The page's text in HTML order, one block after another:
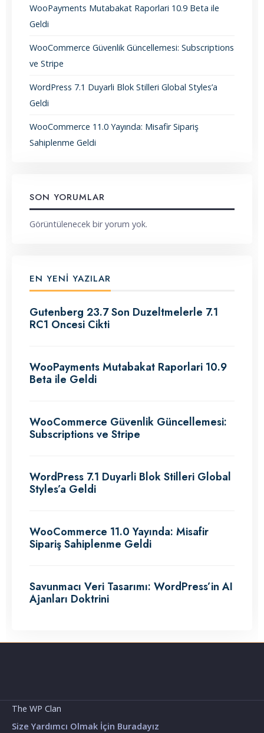
WooPayments Mutabakat Raporlari 10.9 Beta ile
Geldi
WooCommerce Güvenlik Güncellemesi: Subscriptions
ve Stripe
WordPress 7.1 Duyarli Blok Stilleri Global Styles’a
Geldi
WooCommerce 11.0 Yayında: Misafir Sipariş
Sahiplenme Geldi
SON YORUMLAR
Görüntülenecek bir yorum yok.
EN YENI YAZILAR
Gutenberg 23.7 Son Duzeltmelerle 7.1
RC1 Oncesi Cikti
WooPayments Mutabakat Raporlari 10.9
Beta ile Geldi
WooCommerce Güvenlik Güncellemesi:
Subscriptions ve Stripe
WordPress 7.1 Duyarli Blok Stilleri Global
Styles’a Geldi
WooCommerce 11.0 Yayında: Misafir
Sipariş Sahiplenme Geldi
Savunmacı Veri Tasarımı: WordPress’in AI
Ajanları Doktrini
The WP Clan
Size Yardımcı Olmak İçin Buradayız